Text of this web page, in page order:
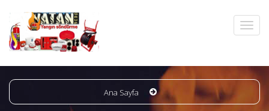
Ana Sayfa